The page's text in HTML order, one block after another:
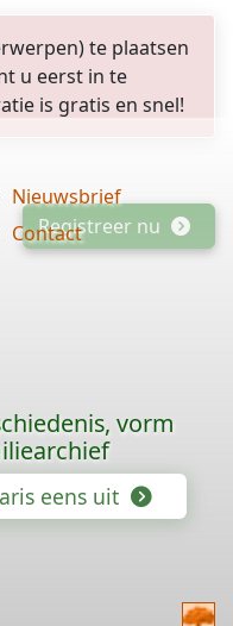
te plaatsen
u eerst in te
is gratis en snel!
Registreer nu
Nieuwsbrief
Contact
vorm
eens uit